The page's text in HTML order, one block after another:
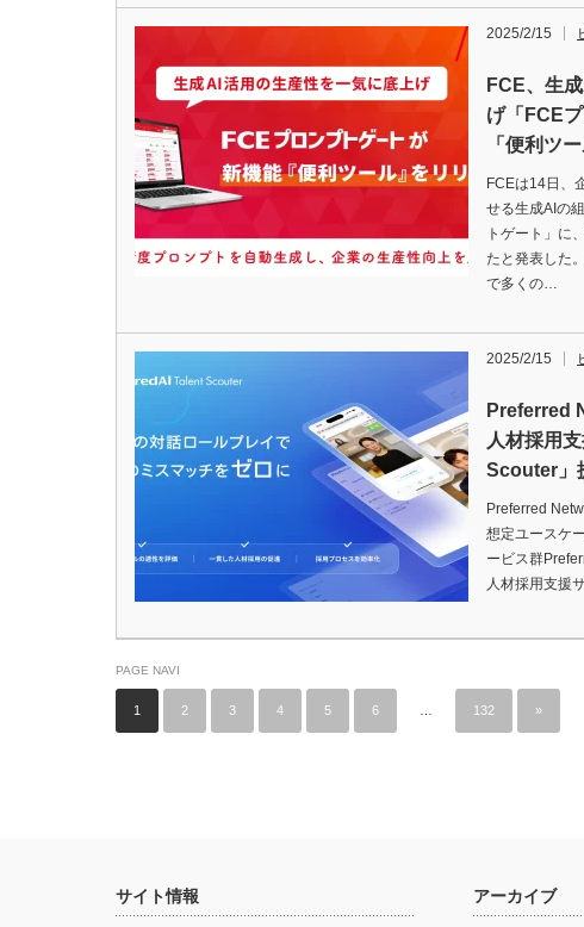
2025/2/15
FCE、生
げ「FCE
「便利ツ
FCEは14日、
せる生成AIの
トゲート」に
たと発表した
で多くの…
2025/2/15
Preferred
人材採用
Scouter」
Preferred
想定ユースケ
ービス群
人材採用支援
PAGE NAVI
1 2 3 4 5 6 132 »
サイト情報 アーカイブ